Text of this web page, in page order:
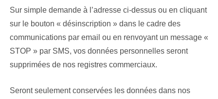
Sur simple demande à l’adresse ci-dessus ou en cliquant
sur le bouton « désinscription » dans le cadre des
communications par email ou en renvoyant un message «
STOP » par SMS, vos données personnelles seront
supprimées de nos registres commerciaux.
Seront seulement conservées les données dans nos